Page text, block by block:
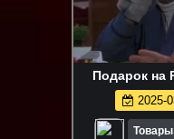
Подарок на
2025-